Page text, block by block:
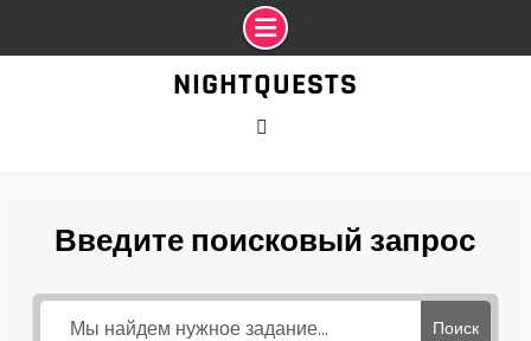
NIGHTQUESTS
Введите поисковый запрос
Поиск